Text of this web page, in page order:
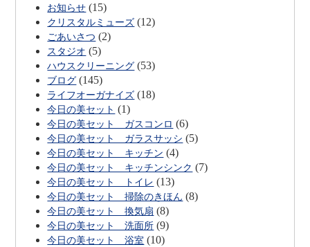
お知らせ (15)
クリスタルミューズ (12)
ごあいさつ (2)
スタジオ (5)
ハウスクリーニング (53)
ブログ (145)
ライフオーガナイズ (18)
今日の美セット (1)
今日の美セット ガスコンロ (6)
今日の美セット ガラスサッシ (5)
今日の美セット キッチン (4)
今日の美セット キッチンシンク (7)
今日の美セット トイレ (13)
今日の美セット 掃除のきほん (8)
今日の美セット 換気扇 (8)
今日の美セット 洗面所 (9)
今日の美セット 浴室 (10)